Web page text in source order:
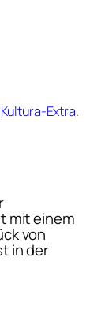
Kultura-Extra.
mit einem
von
in der